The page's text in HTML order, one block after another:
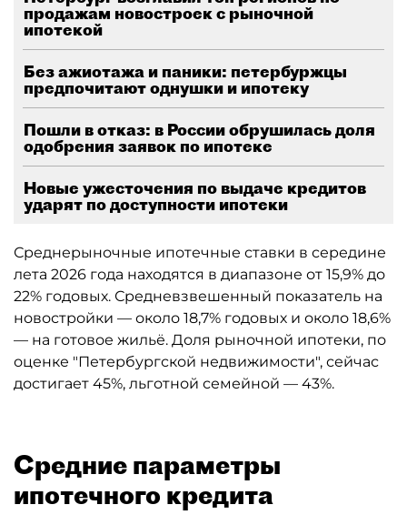
продажам новостроек с рыночной
ипотекой
Без ажиотажа и паники: петербуржцы
предпочитают однушки и ипотеку
Пошли в отказ: в России обрушилась доля
одобрения заявок по ипотеке
Новые ужесточения по выдаче кредитов
ударят по доступности ипотеки
Среднерыночные ипотечные ставки в середине
лета 2026 года находятся в диапазоне от 15,9% до
22% годовых. Средневзвешенный показатель на
новостройки — около 18,7% годовых и около 18,6%
— на готовое жильё. Доля рыночной ипотеки, по
оценке "Петербургской недвижимости", сейчас
достигает 45%, льготной семейной — 43%.
Средние параметры
ипотечного кредита